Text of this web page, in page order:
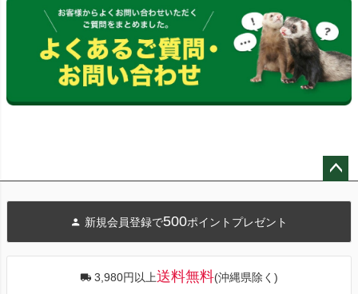
へ
新規会員登録で500ポイントプレゼント
3,980円以上送料無料(沖縄県除く)